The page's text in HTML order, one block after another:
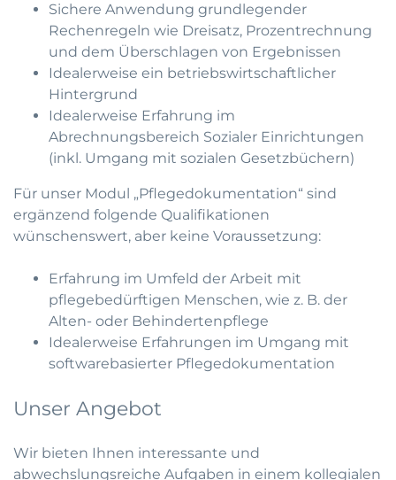
Sichere Anwendung grundlegender
Rechenregeln wie Dreisatz, Prozentrechnung
und dem Überschlagen von Ergebnissen
Idealerweise ein betriebswirtschaftlicher
Hintergrund
Idealerweise Erfahrung im
Abrechnungsbereich Sozialer Einrichtungen
(inkl. Umgang mit sozialen Gesetzbüchern)
Für unser Modul „Pflegedokumentation“ sind
ergänzend folgende Qualifikationen
wünschenswert, aber keine Voraussetzung:
Erfahrung im Umfeld der Arbeit mit
pflegebedürftigen Menschen, wie z. B. der
Alten- oder Behindertenpflege
Idealerweise Erfahrungen im Umgang mit
softwarebasierter Pflegedokumentation
Unser Angebot
Wir bieten Ihnen interessante und
abwechslungsreiche Aufgaben in einem kollegialen